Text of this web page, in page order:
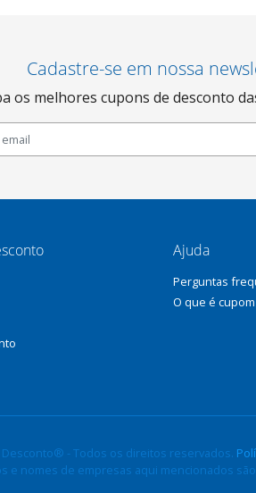
Cadastre-se em nossa
os melhores cupons de desconto
Ajuda
Perguntas
O que é
- Todos os direitos reservados.
e nomes de empresas aqui mencionados